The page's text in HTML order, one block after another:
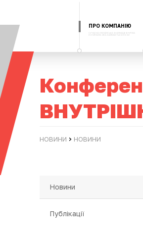
ПРО КОМПАНІЮ
НОВИНИ › НОВИНИ
Новини
Публікації